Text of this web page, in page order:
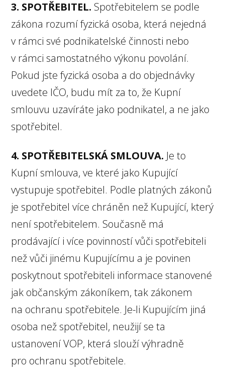
3. SPOTŘEBITEL. Spotřebitelem se podle
zákona rozumí fyzická osoba, která nejedná
v rámci své podnikatelské činnosti nebo
v rámci samostatného výkonu povolání.
Pokud jste fyzická osoba a do objednávky
uvedete IČO, budu mít za to, že Kupní
smlouvu uzavíráte jako podnikatel, a ne jako
spotřebitel.
4. SPOTŘEBITELSKÁ SMLOUVA. Je to
Kupní smlouva, ve které jako Kupující
vystupuje spotřebitel. Podle platných zákonů
je spotřebitel více chráněn než Kupující, který
není spotřebitelem. Současně má
prodávající i více povinností vůči spotřebiteli
než vůči jinému Kupujícímu a je povinen
poskytnout spotřebiteli informace stanovené
jak občanským zákoníkem, tak zákonem
na ochranu spotřebitele. Je-li Kupujícím jiná
osoba než spotřebitel, neužijí se ta
ustanovení VOP, která slouží výhradně
pro ochranu spotřebitele.